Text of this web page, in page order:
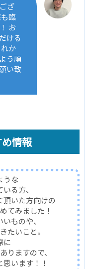
ざ
臨
お
ける
か
う頑
い致
情報
うな
る方、
頂いた方向けの
てみました！
ものや、
たいこと。
に
りますので、
います！！